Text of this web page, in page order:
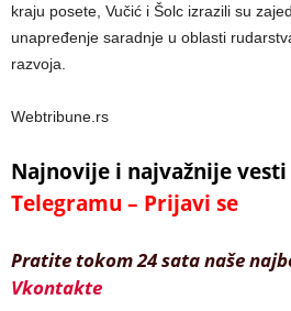
kraju posete, Vučić i Šolc izrazili su
unapređenje saradnje u oblasti
razvoja.
Webtribune.rs
Najnovije i najvažnije vesti
Telegramu – Prijavi se
Pratite tokom 24 sata naše
Vkontakte